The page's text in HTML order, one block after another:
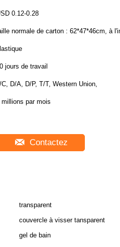
0.12-0.28
normale de carton : 62*47*46cm, à
jours de travail
C, D/A, D/P, T/T, Western Union,
millions par mois
Contactez
transparent
couvercle à visser tansparent
gel de bain